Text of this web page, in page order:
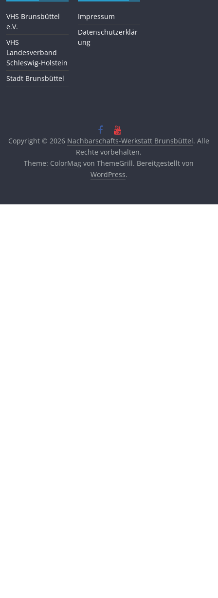
VHS Brunsbüttel
e.V.
VHS
Landesverband
Schleswig-Holstein
Stadt Brunsbüttel
Impressum
Datenschutzerklär
ung
Copyright © 2026 Nachbarschafts-Werkstatt Brunsbüttel. Alle
Rechte vorbehalten.
Theme: ColorMag von ThemeGrill. Bereitgestellt von
WordPress.